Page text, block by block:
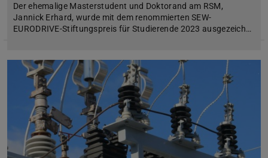
Der ehemalige Masterstudent und Doktorand am RSM,
Jannick Erhard, wurde mit dem renommierten SEW-
EURODRIVE-Stiftungspreis für Studierende 2023 ausgezeich…